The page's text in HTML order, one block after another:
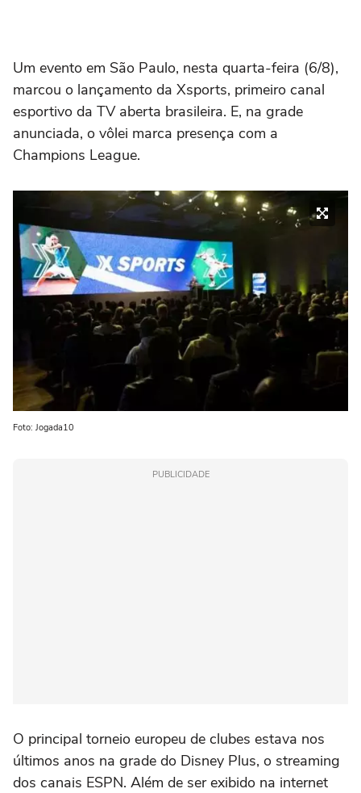
Um evento em São Paulo, nesta quarta-feira (6/8),
marcou o lançamento da Xsports, primeiro canal
esportivo da TV aberta brasileira. E, na grade
anunciada, o vôlei marca presença com a
Champions League.
Foto: Jogada10
PUBLICIDADE
O principal torneio europeu de clubes estava nos
últimos anos na grade do Disney Plus, o streaming
dos canais ESPN. Além de ser exibido na internet